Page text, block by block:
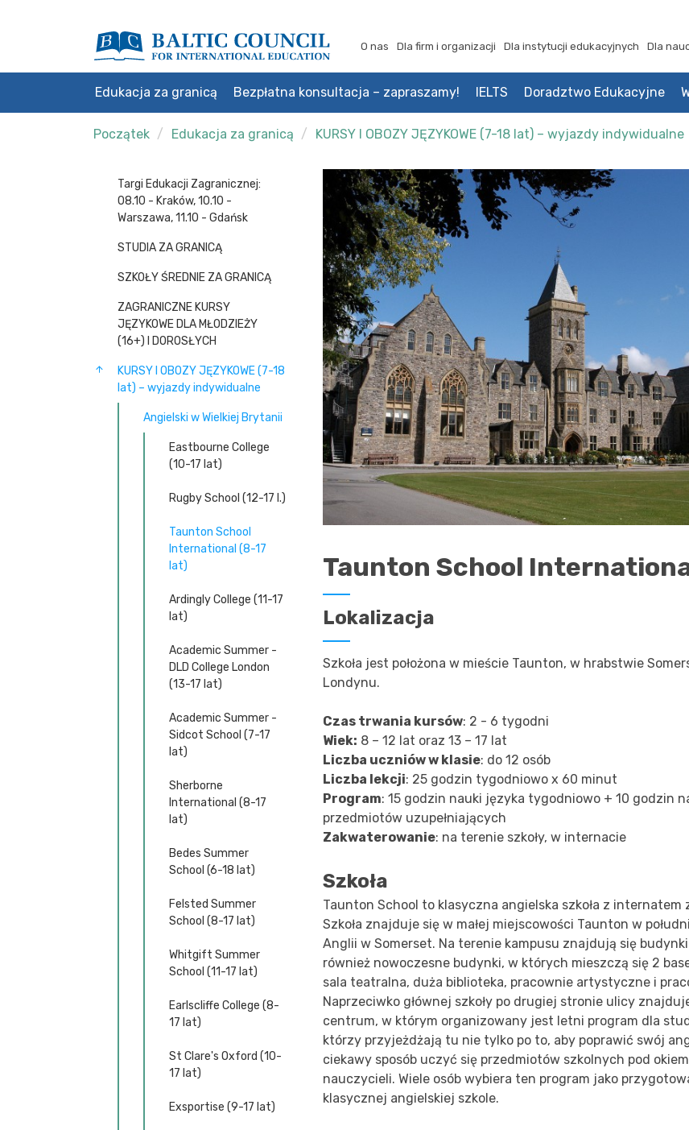
O nas Dla firm i organizacji Dla instytucji edukacyjnych Dla
Edukacja za granicą Bezpłatna konsultacja – zapraszamy! IELTS Doradztwo Edukacyjne
Początek Edukacja za granicą KURSY I OBOZY JĘZYKOWE (7-18 lat) – wyjazdy indywidualne
Targi Edukacji Zagranicznej:
08.10 - Kraków, 10.10 -
Warszawa, 11.10 - Gdańsk
STUDIA ZA GRANICĄ
SZKOŁY ŚREDNIE ZA GRANICĄ
ZAGRANICZNE KURSY
JĘZYKOWE DLA MŁODZIEŻY
(16+) I DOROSŁYCH
KURSY I OBOZY JĘZYKOWE (7-18
lat) – wyjazdy indywidualne
Angielski w Wielkiej Brytanii
Eastbourne College
(10-17 lat)
Rugby School (12-17 l.)
Taunton School
International (8-17
lat)
Ardingly College (11-17
lat)
Academic Summer -
DLD College London
(13-17 lat)
Academic Summer -
Sidcot School (7-17
lat)
Sherborne
International (8-17
lat)
Bedes Summer
School (6-18 lat)
Felsted Summer
School (8-17 lat)
Whitgift Summer
School (11-17 lat)
Earlscliffe College (8-
17 lat)
St Clare's Oxford (10-
17 lat)
Exsportise (9-17 lat)
Taunton School
Lokalizacja
Szkoła jest położona w mieście Taunton, w hrabstwie
Londynu.
Czas trwania kursów: 2 - 6 tygodni
Wiek: 8 – 12 lat oraz 13 – 17 lat
Liczba uczniów w klasie: do 12 osób
Liczba lekcji: 25 godzin tygodniowo x 60 minut
Program: 15 godzin nauki języka tygodniowo + 10 godzin
przedmiotów uzupełniających
Zakwaterowanie: na terenie szkoły, w internacie
Szkoła
Taunton School to klasyczna angielska szkoła z internatem
Szkoła znajduje się w małej miejscowości Taunton w
Anglii w Somerset. Na terenie kampusu znajdują się
również nowoczesne budynki, w których mieszczą się 2
sala teatralna, duża biblioteka, pracownie artystyczne i
Naprzeciwko głównej szkoły po drugiej stronie ulicy
centrum, w którym organizowany jest letni program dla
którzy przyjeżdżają tu nie tylko po to, aby poprawić swój
ciekawy sposób uczyć się przedmiotów szkolnych pod
nauczycieli. Wiele osób wybiera ten program jako
klasycznej angielskiej szkole.